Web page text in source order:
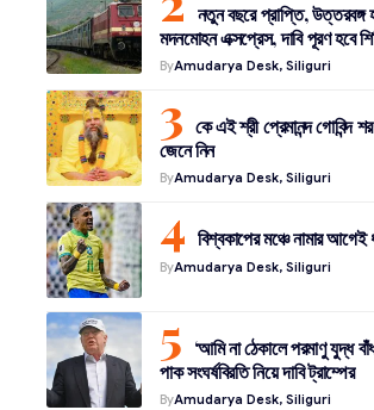
নতুন বছরে প্রাপ্তি, উত্তরবঙ্গ
মদনমোহন এক্সপ্রেস, দাবি পূরণ হবে
ByAmudarya Desk, Siliguri
কে এই শ্রী প্রেমানন্দ গোবিন্দ
জেনে নিন
ByAmudarya Desk, Siliguri
বিশ্বকাপের মঞ্চে নামার আগেই
ByAmudarya Desk, Siliguri
‘আমি না ঠেকালে পরমাণু যুদ্ধ
পাক সংঘর্ষবিরতি নিয়ে দাবি ট্রাম্পের
ByAmudarya Desk, Siliguri